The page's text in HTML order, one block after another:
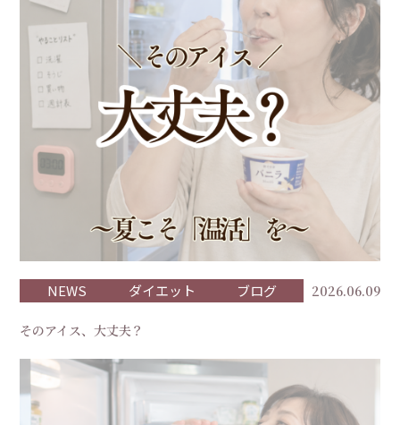
NEWS ダイエット ブログ 2026.06.09
そのアイス、大丈夫？